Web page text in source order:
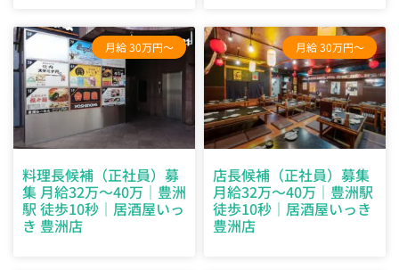
月給 30万円～
料理長候補（正社員）募
集 月給32万～40万｜豊洲
駅 徒歩10秒｜居酒屋いっ
き 豊洲店
月給 30万円～
店長候補（正社員）募集
月給32万～40万｜豊洲駅
徒歩10秒｜居酒屋いっき
豊洲店